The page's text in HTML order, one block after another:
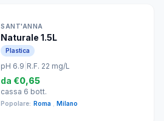
SANT'ANNA
Naturale 1.5L
Plastica
pH 6.9 R.F. 22 mg/L
da €0,65
cassa 6 bott.
Popolare: Roma Milano